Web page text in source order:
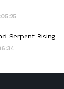
Serpent Rising